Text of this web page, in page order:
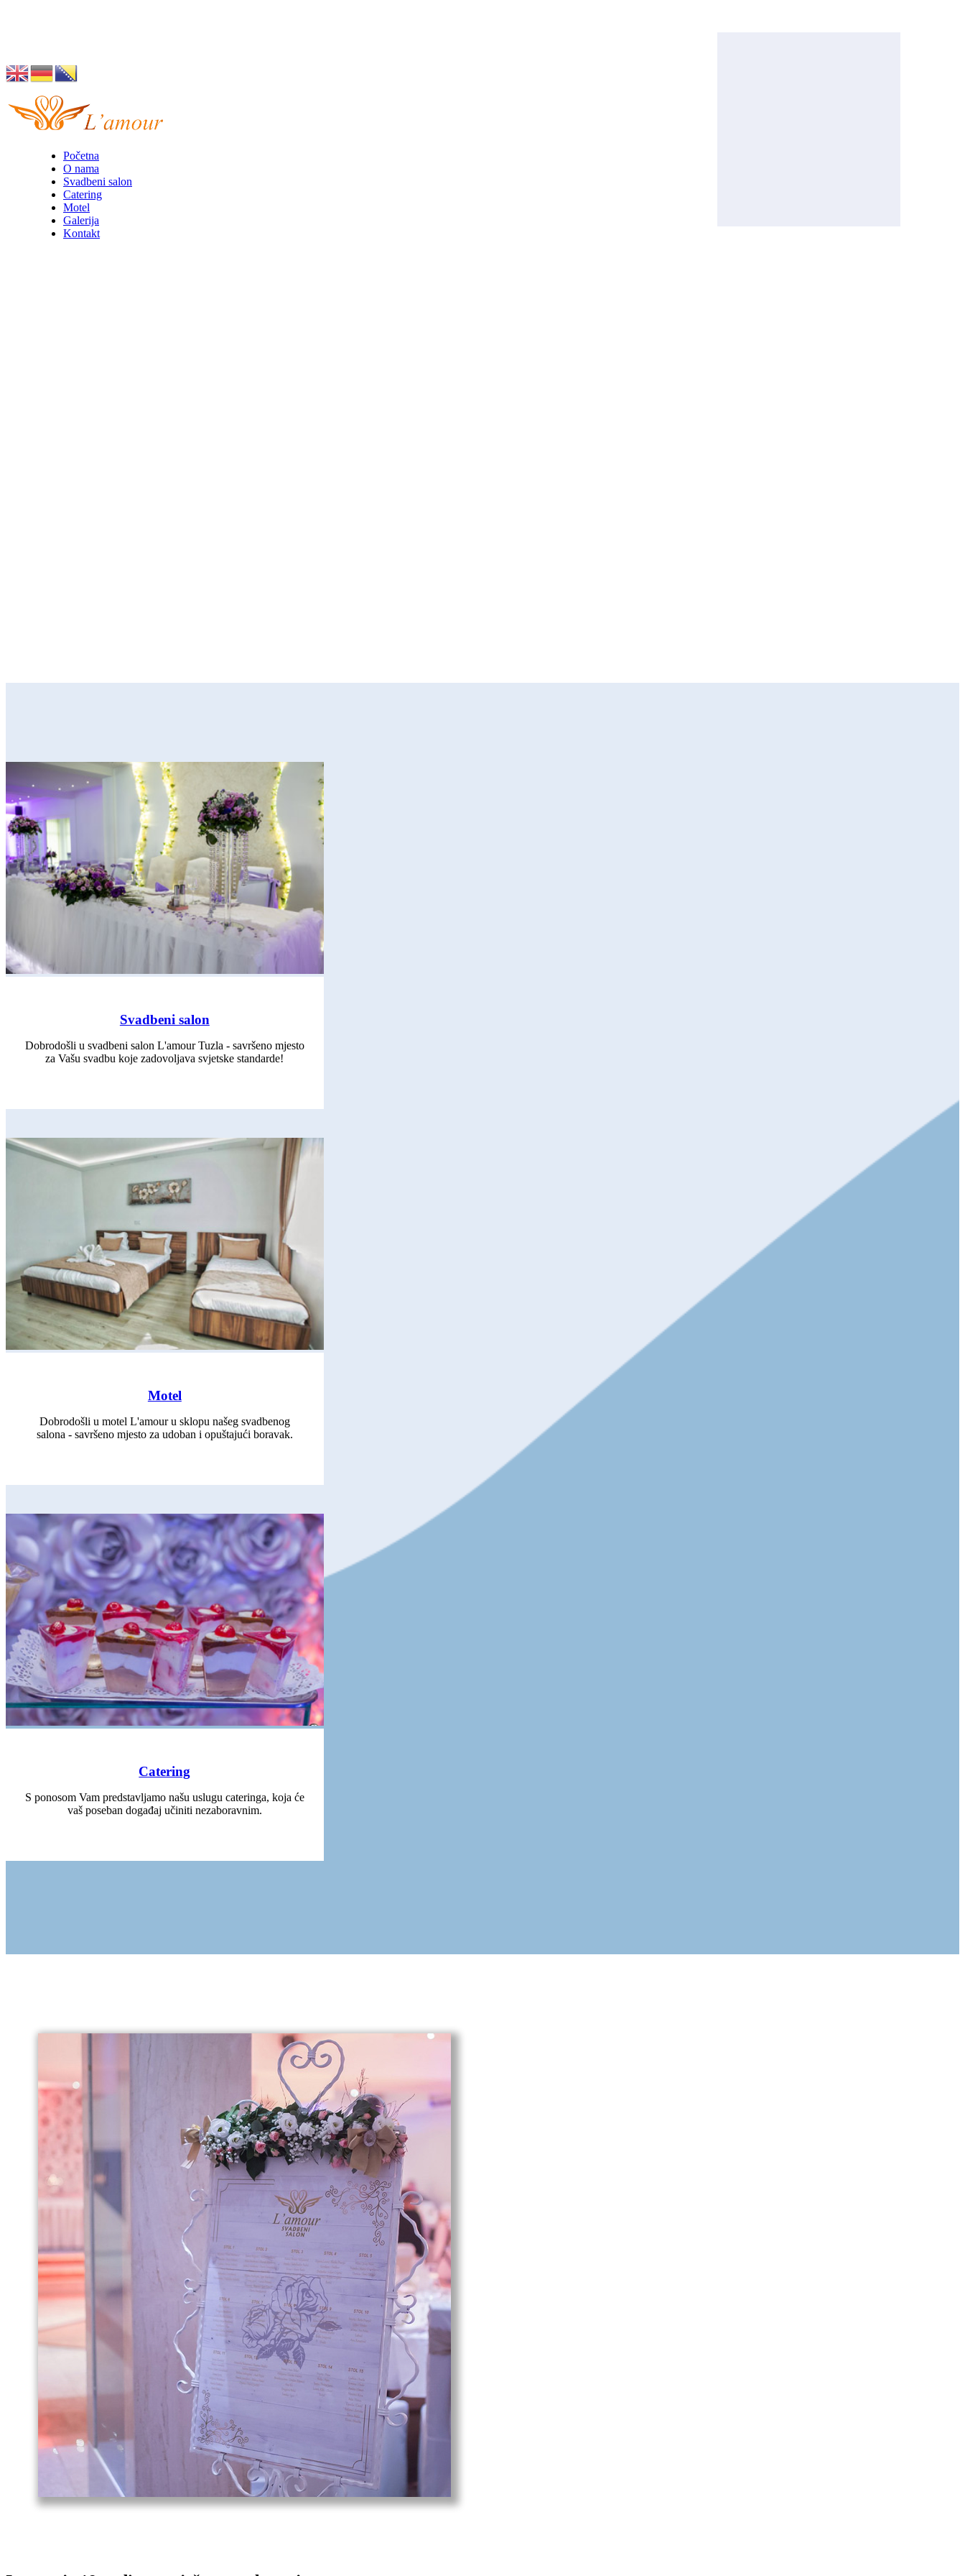
Početna
O nama
Svadbeni salon
Catering
Motel
Galerija
Kontakt
Svadbeni salon
Dobrodošli u svadbeni salon L'amour Tuzla - savršeno mjesto
za Vašu svadbu koje zadovoljava svjetske standarde!
Motel
Dobrodošli u motel L'amour u sklopu našeg svadbenog
salona - savršeno mjesto za udoban i opuštajući boravak.
Catering
S ponosom Vam predstavljamo našu uslugu cateringa, koja će
vaš poseban događaj učiniti nezaboravnim.